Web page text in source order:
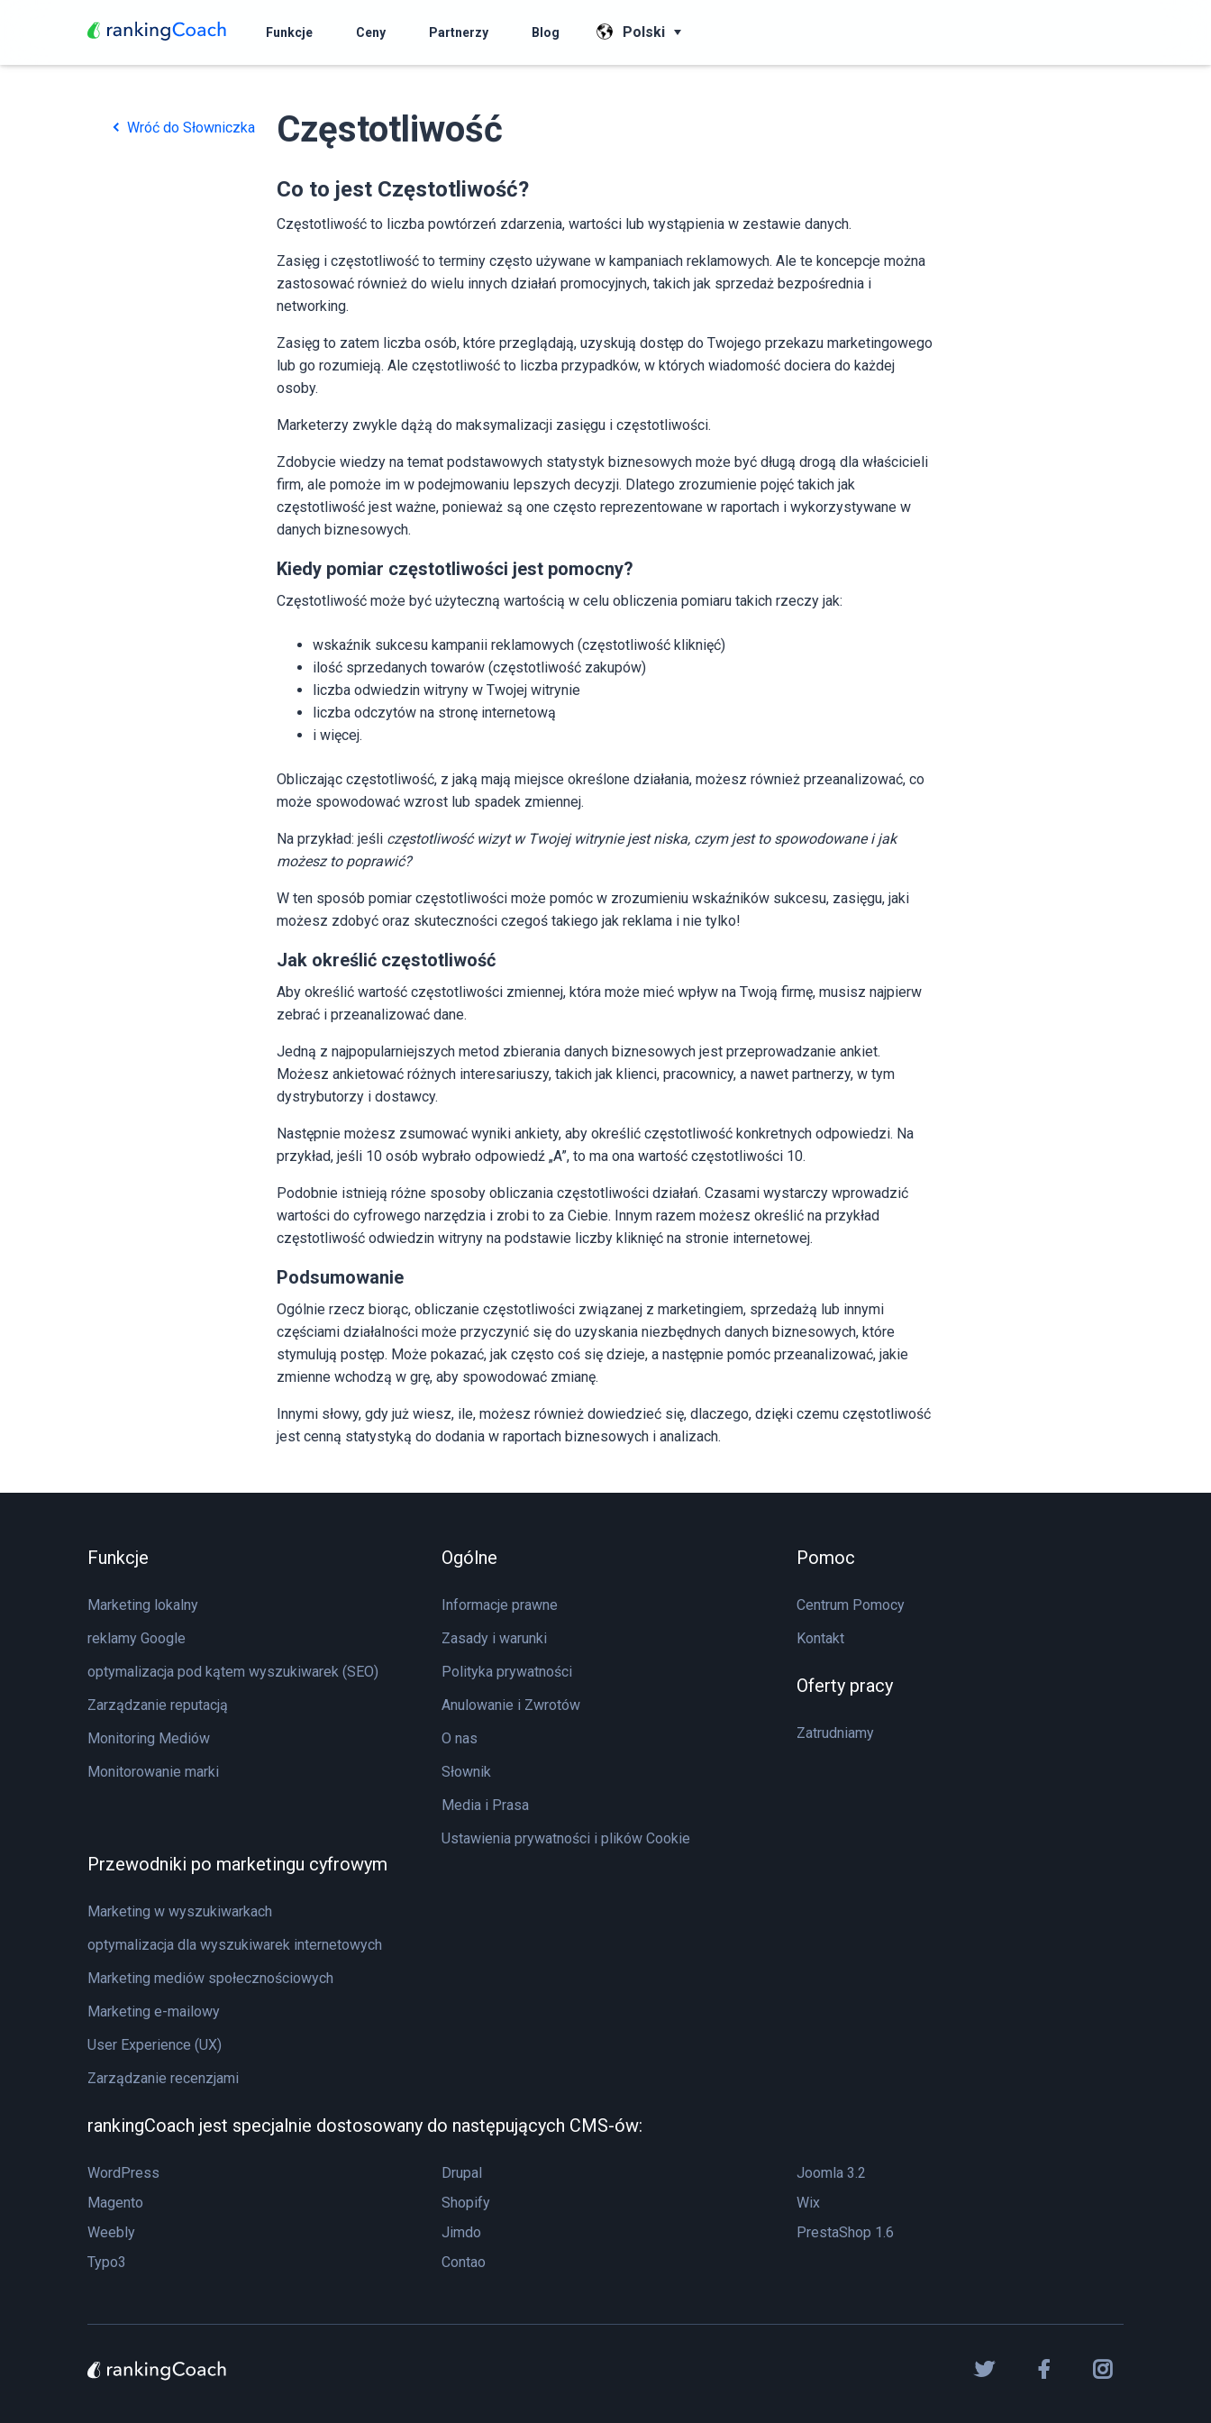
Funkcje Ceny Partnerzy Blog Polski
Wróć do Słowniczka Częstotliwość
Co to jest Częstotliwość?
Częstotliwość to liczba powtórzeń zdarzenia, wartości lub wystąpienia w zestawie danych.
Zasięg i częstotliwość to terminy często używane w kampaniach reklamowych. Ale te koncepcje można
zastosować również do wielu innych działań promocyjnych, takich jak sprzedaż bezpośrednia i
networking.
Zasięg to zatem liczba osób, które przeglądają, uzyskują dostęp do Twojego przekazu marketingowego
lub go rozumieją. Ale częstotliwość to liczba przypadków, w których wiadomość dociera do każdej
osoby.
Marketerzy zwykle dążą do maksymalizacji zasięgu i częstotliwości.
Zdobycie wiedzy na temat podstawowych statystyk biznesowych może być długą drogą dla właścicieli
firm, ale pomoże im w podejmowaniu lepszych decyzji. Dlatego zrozumienie pojęć takich jak
częstotliwość jest ważne, ponieważ są one często reprezentowane w raportach i wykorzystywane w
danych biznesowych.
Kiedy pomiar częstotliwości jest pomocny?
Częstotliwość może być użyteczną wartością w celu obliczenia pomiaru takich rzeczy jak:
wskaźnik sukcesu kampanii reklamowych (częstotliwość kliknięć)
ilość sprzedanych towarów (częstotliwość zakupów)
liczba odwiedzin witryny w Twojej witrynie
liczba odczytów na stronę internetową
i więcej.
Obliczając częstotliwość, z jaką mają miejsce określone działania, możesz również przeanalizować, co
może spowodować wzrost lub spadek zmiennej.
Na przykład: jeśli częstotliwość wizyt w Twojej witrynie jest niska, czym jest to spowodowane i jak
możesz to poprawić?
W ten sposób pomiar częstotliwości może pomóc w zrozumieniu wskaźników sukcesu, zasięgu, jaki
możesz zdobyć oraz skuteczności czegoś takiego jak reklama i nie tylko!
Jak określić częstotliwość
Aby określić wartość częstotliwości zmiennej, która może mieć wpływ na Twoją firmę, musisz najpierw
zebrać i przeanalizować dane.
Jedną z najpopularniejszych metod zbierania danych biznesowych jest przeprowadzanie ankiet.
Możesz ankietować różnych interesariuszy, takich jak klienci, pracownicy, a nawet partnerzy, w tym
dystrybutorzy i dostawcy.
Następnie możesz zsumować wyniki ankiety, aby określić częstotliwość konkretnych odpowiedzi. Na
przykład, jeśli 10 osób wybrało odpowiedź „A”, to ma ona wartość częstotliwości 10.
Podobnie istnieją różne sposoby obliczania częstotliwości działań. Czasami wystarczy wprowadzić
wartości do cyfrowego narzędzia i zrobi to za Ciebie. Innym razem możesz określić na przykład
częstotliwość odwiedzin witryny na podstawie liczby kliknięć na stronie internetowej.
Podsumowanie
Ogólnie rzecz biorąc, obliczanie częstotliwości związanej z marketingiem, sprzedażą lub innymi
częściami działalności może przyczynić się do uzyskania niezbędnych danych biznesowych, które
stymulują postęp. Może pokazać, jak często coś się dzieje, a następnie pomóc przeanalizować, jakie
zmienne wchodzą w grę, aby spowodować zmianę.
Innymi słowy, gdy już wiesz, ile, możesz również dowiedzieć się, dlaczego, dzięki czemu częstotliwość
jest cenną statystyką do dodania w raportach biznesowych i analizach.
Funkcje
Marketing lokalny
reklamy Google
optymalizacja pod kątem wyszukiwarek (SEO)
Zarządzanie reputacją
Monitoring Mediów
Monitorowanie marki
Ogólne
Informacje prawne
Zasady i warunki
Polityka prywatności
Anulowanie i Zwrotów
O nas
Słownik
Media i Prasa
Ustawienia prywatności i plików Cookie
Pomoc
Centrum Pomocy
Kontakt
Oferty pracy
Zatrudniamy
Przewodniki po marketingu cyfrowym
Marketing w wyszukiwarkach
optymalizacja dla wyszukiwarek internetowych
Marketing mediów społecznościowych
Marketing e-mailowy
User Experience (UX)
Zarządzanie recenzjami
rankingCoach jest specjalnie dostosowany do następujących CMS-ów:
WordPress Drupal
Joomla 3.2
Magento
Shopify
Wix
Weebly
Jimdo
PrestaShop 1.6
Typo3
Contao